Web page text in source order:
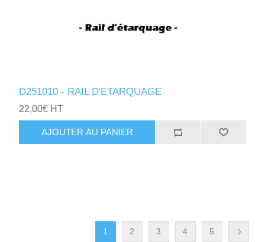
D251010 - RAIL D'ETARQUAGE
22,00€ HT
AJOUTER AU PANIER
1 2 3 4 5